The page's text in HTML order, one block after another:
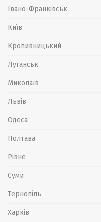
Івано-Франківськ
Київ
Кропивницький
Луганськ
Миколаїв
Львів
Одеса
Полтава
Рівне
Суми
Тернопіль
Харків